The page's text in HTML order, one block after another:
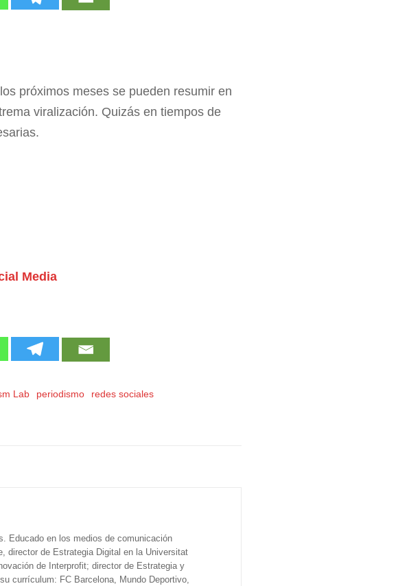
próximos meses se pueden resumir en
viralización. Quizás en tiempos de
Media
Lab periodismo redes sociales
Educado en los medios de comunicación
director de Estrategia Digital en la Universitat
de Interprofit; director de Estrategia y
currículum: FC Barcelona, Mundo Deportivo,